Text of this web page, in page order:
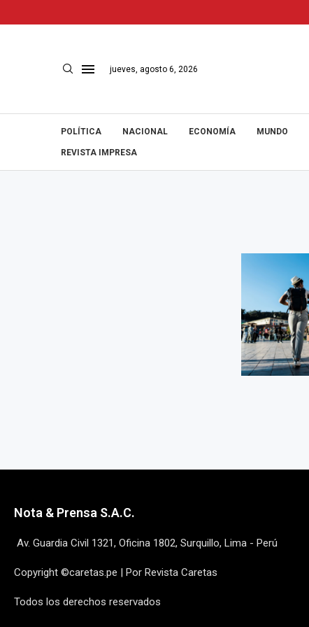
jueves, agosto 6, 2026
POLÍTICA NACIONAL ECONOMÍA MUNDO
REVISTA IMPRESA
Nota & Prensa S.A.C.
Av. Guardia Civil 1321, Oficina 1802, Surquillo, Lima - Perú
Copyright ©caretas.pe | Por Revista Caretas
Todos los derechos reservados